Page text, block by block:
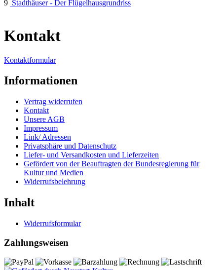
9 Stadthäuser - Der Flügelhausgrundriss
Kontakt
Kontaktformular
Informationen
Vertrag widerrufen
Kontakt
Unsere AGB
Impressum
Link/ Adressen
Privatsphäre und Datenschutz
Liefer- und Versandkosten und Lieferzeiten
Gefördert von der Beauftragten der Bundesregierung für
Kultur und Medien
Widerrufsbelehrung
Inhalt
Widerrufsformular
Zahlungsweisen